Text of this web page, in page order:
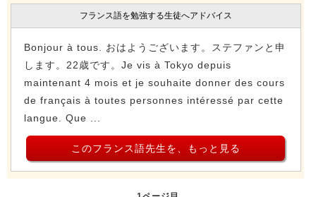
フランス語を勉強する生徒へアドバイス
Bonjour à tous. おはようございます。ステファンと申
します。22歳です。Je vis à Tokyo depuis
maintenant 4 mois et je souhaite donner des cours
de français à toutes personnes intéressé par cette
langue. Que ...
このフランス語先生を、もっと見る